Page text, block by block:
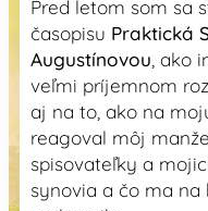
Pred letom som sa
časopisu Praktická
Augustínovou , ako
veľmi príjemnom
aj na to, ako na
reagoval môj
spisovateľky a
synovia a čo ma na